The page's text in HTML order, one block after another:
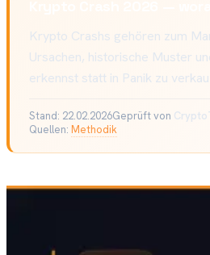
Krypto Crashs gehören zum
Ursachen, historische Muster
erkennst statt in Panik zu
Stand: 22.02.2026Geprüft von
Quellen: Methodik